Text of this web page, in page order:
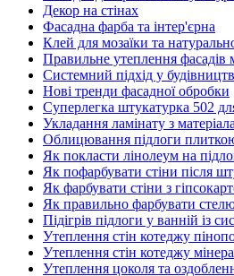
Декор на стінах
Фасадна фарба та інтер'єрна
Клей для мозаїки та
Правильне утеплення фасадів
Системний підхід у
Нові тренди фасадної обробки
Суперлегка штукатурка 502
Укладання ламінату з
Облицювання підлоги
Як покласти лінолеум на
Як пофарбувати стіни після
Як фарбувати стіни з
Як правильно фарбувати
Підігрів підлоги у ванній із
Утеплення стін котеджу
Утеплення стін котеджу
Утеплення цоколя та